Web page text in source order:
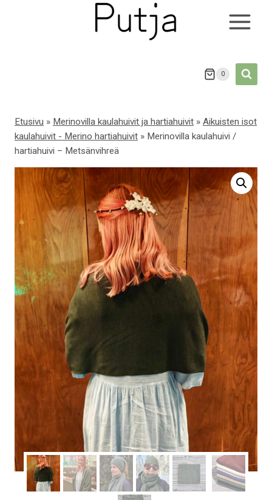
0
Etusivu » Merinovilla kaulahuivit ja hartiahuivit » Aikuisten isot
kaulahuivit - Merino hartiahuivit » Merinovilla kaulahuivi /
hartiahuivi – Metsänvihreä